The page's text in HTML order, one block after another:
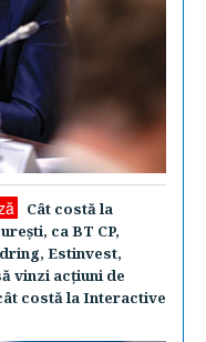
Cât costă la
ca BT CP,
Estinvest,
vinzi acţiuni de
costă la Interactive